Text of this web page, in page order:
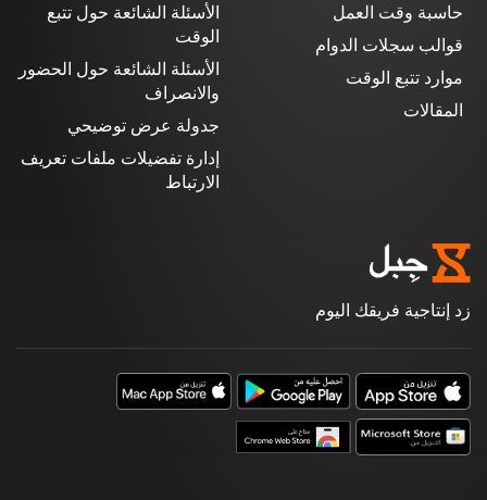
حاسبة وقت العمل
قوالب سجلات الدوام
موارد تتبع الوقت
المقالات
الأسئلة الشائعة حول تتبع
الوقت
الأسئلة الشائعة حول الحضور
والانصراف
جدولة عرض توضيحي
إدارة تفضيلات ملفات تعريف
الارتباط
زد إنتاجية فريقك اليوم